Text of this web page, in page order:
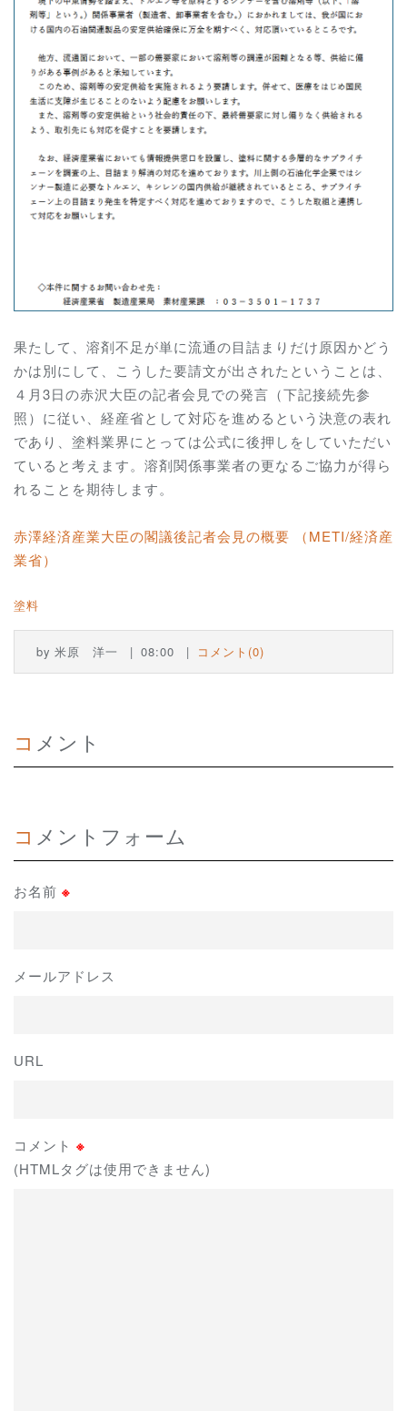
果たして、溶剤不足が単に流通の目詰まりだけ原因かどう
かは別にして、こうした要請文が出されたということは、
４月3日の赤沢大臣の記者会見での発言（下記接続先参
照）に従い、経産省として対応を進めるという決意の表れ
であり、塗料業界にとっては公式に後押しをしていただい
ていると考えます。溶剤関係事業者の更なるご協力が得ら
れることを期待します。
赤澤経済産業大臣の閣議後記者会見の概要 （METI/経済産
業省）
塗料
by 米原 洋一 08:00 コメント(0)
コメント
コメントフォーム
お名前 ※
メールアドレス
URL
コメント ※
(HTMLタグは使用できません)